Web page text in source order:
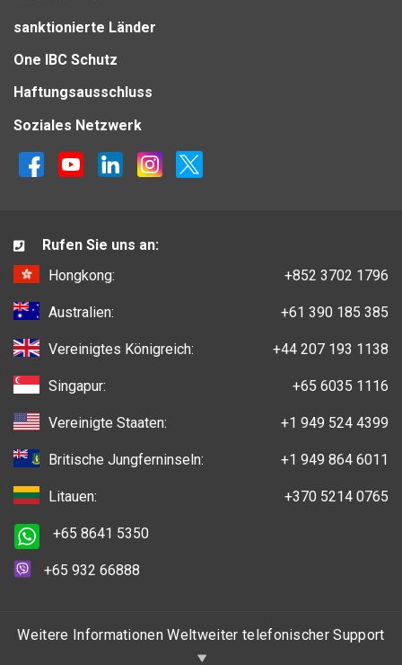
sanktionierte Länder
One IBC Schutz
Haftungsausschluss
Soziales Netzwerk
Rufen Sie uns an:
Hongkong:
+852 3702 1796
Australien: +61 390 185 385
Vereinigtes Königreich: +44 207 193 1138
Singapur: +65 6035 1116
Vereinigte Staaten: +1 949 524 4399
Britische Jungferninseln: +1 949 864 6011
Litauen: +370 5214 0765
+65 8641 5350
+65 932 66888
Weitere Informationen Weltweiter telefonischer Support